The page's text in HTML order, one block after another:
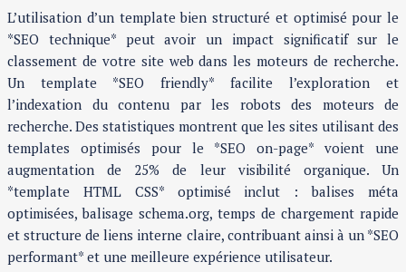
L’utilisation d’un template bien structuré et optimisé pour le
*SEO technique* peut avoir un impact significatif sur le
classement de votre site web dans les moteurs de recherche.
Un template *SEO friendly* facilite l’exploration et
l’indexation du contenu par les robots des moteurs de
recherche. Des statistiques montrent que les sites utilisant des
templates optimisés pour le *SEO on-page* voient une
augmentation de 25% de leur visibilité organique. Un
*template HTML CSS* optimisé inclut : balises méta
optimisées, balisage schema.org, temps de chargement rapide
et structure de liens interne claire, contribuant ainsi à un *SEO
performant* et une meilleure expérience utilisateur.